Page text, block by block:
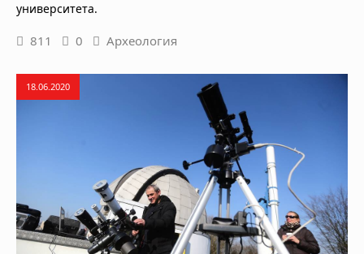
университета.
811 0 Археология
18.06.2020